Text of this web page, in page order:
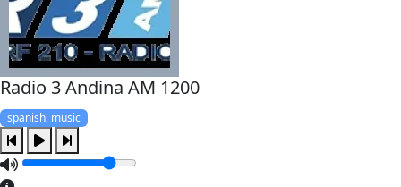
Radio 3 Andina AM 1200
spanish, music